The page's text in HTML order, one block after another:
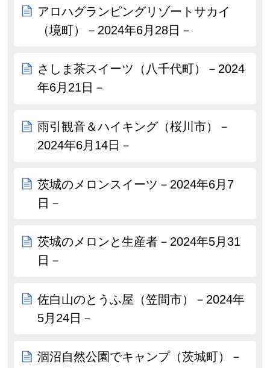
アロハグランピングリゾートサカイ
（境町）－2024年6月28日－
さしま茶スイーツ（八千代町）－2024
年6月21日－
雨引観音＆ハイキング（桜川市）－
2024年6月14日－
茨城のメロンスイーツ－2024年6月7
日－
茨城のメロンと生産者－2024年5月31
日－
佐白山のとうふ屋（笠間市）－2024年
5月24日－
涸沼自然公園でキャンプ（茨城町）－